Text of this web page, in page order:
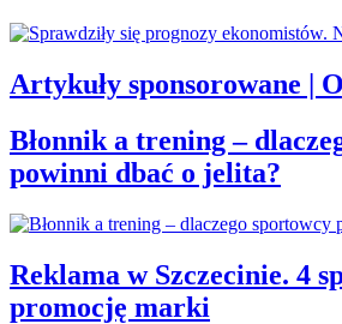
Artykuły sponsorowane |
Błonnik a trening –
powinni dbać o jelita?
Reklama w Szczecinie. 4
promocję marki